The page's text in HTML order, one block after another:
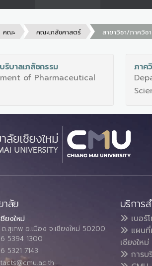
คณะ คณะเภสัชศาสตร์ สาขาวิชา/ภาควิชา
ริบาลเภสัชกรรม
of Pharmaceutical
ภาค
ลัย
ยงใหม่
.สุเทพ อ.เมือง จ.เชียงใหม่ 50200
5394 1300
5321 7143
บริการ
เบอร์
แผน
เชียงใหม่
การบ